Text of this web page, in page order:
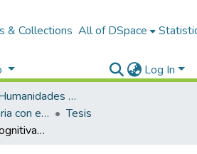
& Collections All of DSpace
Log In
Facultad de Humanidades y Ciencias Sociales
Educación Secundaria con especialidad en lenguaje y literatura (Quechua - Castellana)
Tesis
Habilidades metacognitivas y comprensión lectora en estudiantes de segundo grado de secundaria de la I.E. Albert Einstein, Lircay, 2024